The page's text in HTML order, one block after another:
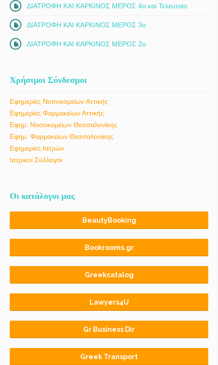
ΔΙΑΤΡΟΦΗ ΚΑΙ ΚΑΡΚΙΝΟΣ ΜΕΡΟΣ 4ο και Τελευταίο
ΔΙΑΤΡΟΦΗ ΚΑΙ ΚΑΡΚΙΝΟΣ ΜΕΡΟΣ 3ο
ΔΙΑΤΡΟΦΗ ΚΑΙ ΚΑΡΚΙΝΟΣ ΜΕΡΟΣ 2ο
Χρήσιμοι Σύνδεσμοι
Εφημερίες Νοσοκομείων Αττικής
Εφημερίες Φαρμακείων Αττικής
Εφημ. Νοσοκομείων Θεσσαλονίκης
Εφημ. Φαρμακείων Θεσσαλονίκης
Εφημερίες Ιατρών
Ιατρικοί Σύλλογοι
Οι κατάλογοι μας
BeautyBooking
Bookrooms.gr
Greekcatalog
Lawyers4U
Gr Business Dir
Greek Transport